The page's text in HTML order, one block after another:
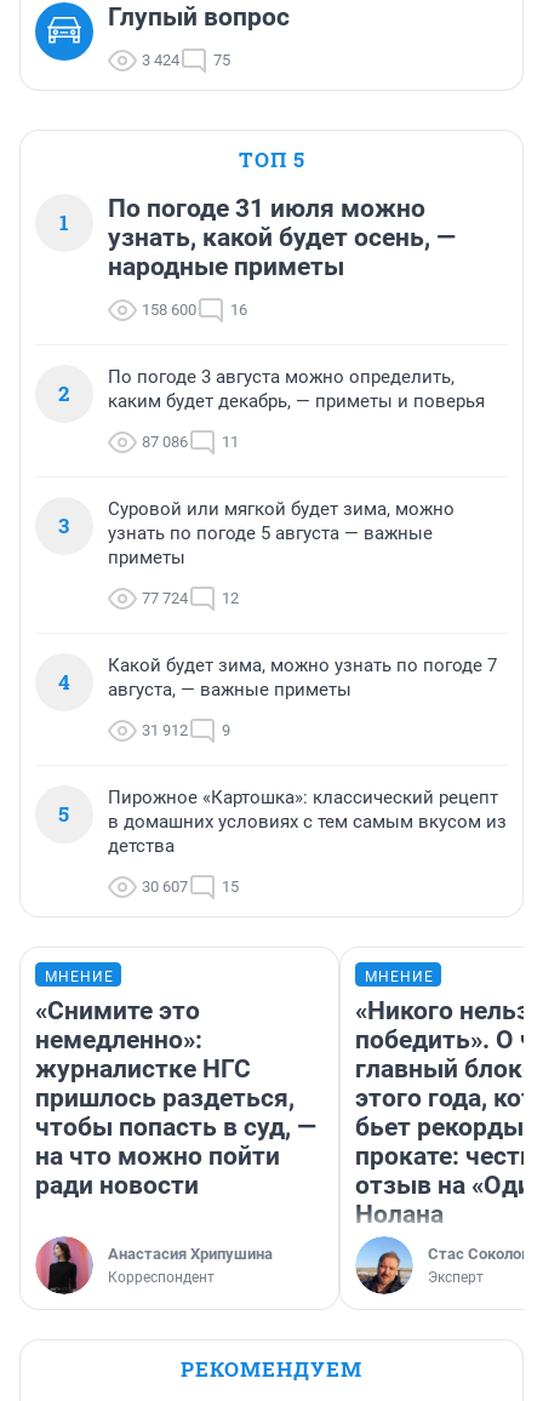
Глупый вопрос
3 424 75
ТОП 5
1
По погоде 31 июля можно
узнать, какой будет осень, —
народные приметы
158 600 16
2
По погоде 3 августа можно определить,
каким будет декабрь, — приметы и поверья
87 086 11
3
Суровой или мягкой будет зима, можно
узнать по погоде 5 августа — важные
приметы
77 724 12
4
Какой будет зима, можно узнать по погоде 7
августа, — важные приметы
31 912 9
5
Пирожное «Картошка»: классический рецепт
в домашних условиях с тем самым вкусом из
детства
30 607 15
МНЕНИЕ
«Снимите это
немедленно»:
журналистке НГС
пришлось раздеться,
чтобы попасть в суд, —
на что можно пойти
ради новости
Анастасия Хрипушина
Корреспондент
МНЕНИЕ
«Никого нельзя
победить». О
главный
этого года,
бьет рекорды в
прокате:
отзыв на
Нолана
Стас Соколов
Эксперт
РЕКОМЕНДУЕМ